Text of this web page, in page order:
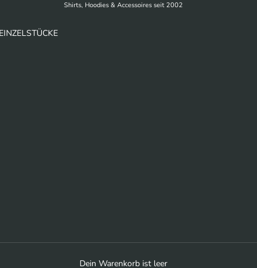
Shirts, Hoodies & Accessoires seit 2002
EINZELSTÜCKE
Dein Warenkorb ist leer